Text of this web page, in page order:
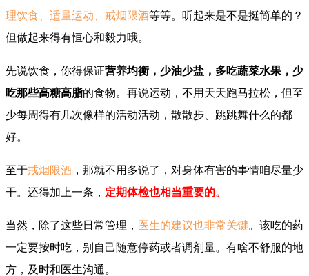
理饮食、适量运动、戒烟限酒等等。听起来是不是挺简单的？
但做起来得有恒心和毅力哦。
先说饮食，你得保证营养均衡，少油少盐，多吃蔬菜水果，少
吃那些高糖高脂的食物。再说运动，不用天天跑马拉松，但至
少每周得有几次像样的活动活动，散散步、跳跳舞什么的都
好。
至于戒烟限酒 ，那就不用多说了，对身体有害的事情咱尽量少
干。还得加上一条， 定期体检也相当重要的。
当然，除了这些日常管理， 医生的建议也非常关键。该吃的药
一定要按时吃，别自己随意停药或者调剂量。有啥不舒服的地
方，及时和医生沟通。